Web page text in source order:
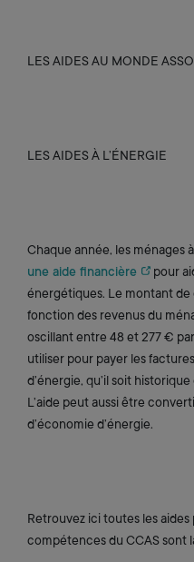
LES AIDES AU MONDE
LES AIDES À L’ÉNERGIE
Chaque année, les ménages
une aide financière
pour
énergétiques. Le montant de
fonction des revenus du
oscillant entre 48 et 277 €
utiliser pour payer les
d’énergie, qu’il soit historique
L’aide peut aussi être
d’économie d’énergie.
Retrouvez ici toutes les aides
compétences du CCAS sont